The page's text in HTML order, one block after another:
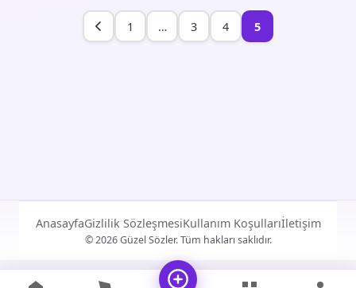
1 … 3 4 5
AnasayfaGizlilik SözleşmesiKullanım Koşullarıİletişim
© 2026 Güzel Sözler. Tüm hakları saklıdır.